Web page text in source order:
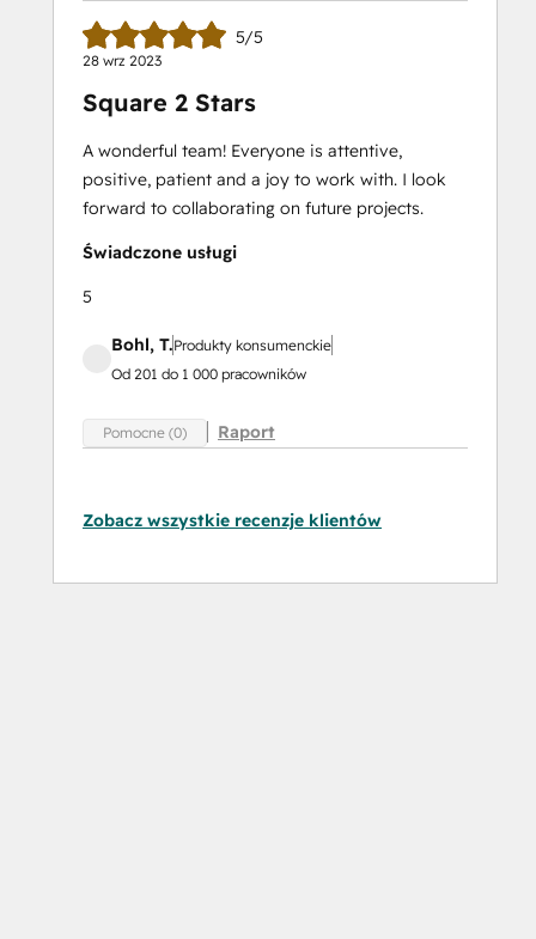
5/5
28 wrz 2023
Square 2 Stars
A wonderful team! Everyone is attentive,
positive, patient and a joy to work with. I look
forward to collaborating on future projects.
Świadczone usługi
5
Bohl, T.Produkty konsumenckie
Od 201 do 1 000 pracowników
Pomocne (0) Raport
Zobacz wszystkie recenzje klientów